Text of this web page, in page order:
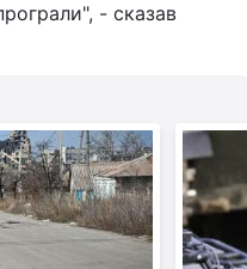
- сказав